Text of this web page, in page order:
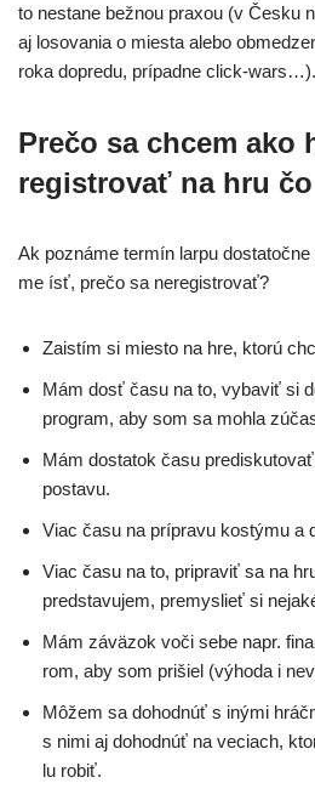
to nesta­ne bež­nou pra­xou (v Česku
aj loso­va­nia o mies­ta ale­bo
roka dopre­du, prí­pad­ne click-wars…).
Prečo sa chcem ako
registrovať nahru čo
Ak pozná­me ter­mín lar­pu
me ísť, pre­čo sa neregistrovať?
Zaistím si mies­to na hre, kto­rú
Mám dosť času na to, vyba­viť si
prog­ram, aby som sa moh­la
Mám dosta­tok času
postavu.
Viac času na príp­ra­vu kos­tý­mu a
Viac času na to, pri­pra­viť sa na
pred­sta­vu­jem, pre­mys­lieť si
Mám závä­zok voči sebe napr.
rom, aby som pri­šiel (výho­da i
Môžem sa dohod­núť s iný­mi
s nimi aj dohod­núť na veciach,
lu robiť.